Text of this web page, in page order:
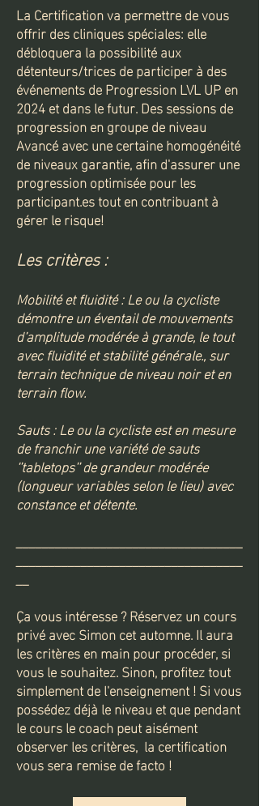
La Certification va permettre de vous
offrir des cliniques spéciales: elle
débloquera la possibilité aux
détenteurs/trices de participer à des
événements de Progression LVL UP en
2024 et dans le futur. Des sessions de
progression en groupe de niveau
Avancé avec une certaine homogénéité
de niveaux garantie, afin d'assurer une
progression optimisée pour les
participant.es tout en contribuant à
gérer le risque!
Les critères :
Mobilité et fluidité : Le ou la cycliste
démontre un éventail de mouvements
d’amplitude modérée à grande, le tout
avec fluidité et stabilité générale., sur
terrain technique de niveau noir et en
terrain flow.
Sauts : Le ou la cycliste est en mesure
de franchir une variété de sauts
‘’tabletops’’ de grandeur modérée
(longueur variables selon le lieu) avec
constance et détente.
Ça vous intéresse ? Réservez un cours
privé avec Simon cet automne. Il aura
les critères en main pour procéder, si
vous le souhaitez. Sinon, profitez tout
simplement de l'enseignement ! Si vous
possédezdéjà le niveau et que pendant
le cours le coach peut aisément
observer les critères, la certification
vous sera remise de facto !